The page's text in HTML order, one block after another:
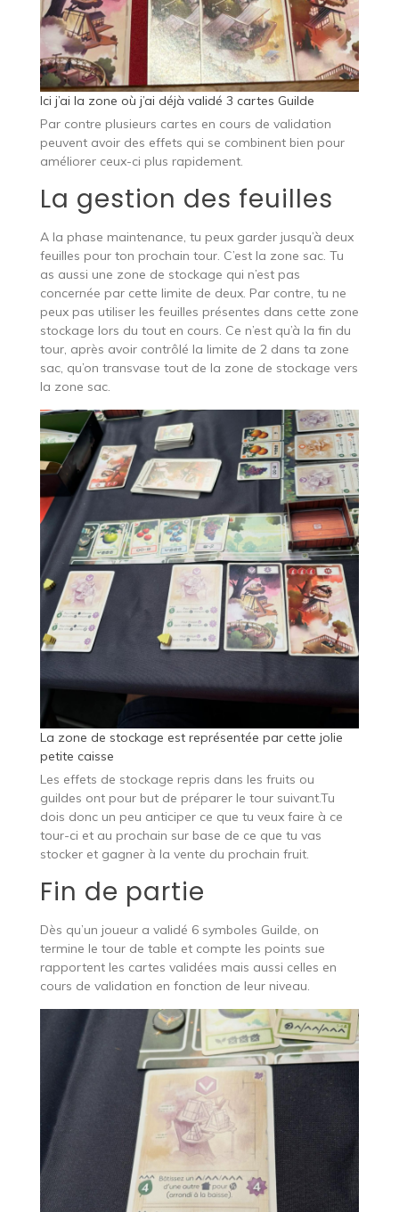
Ici j’ai la zone où j’ai déjà validé 3 cartes Guilde
Par contre plusieurs cartes en cours de validation
peuvent avoir des effets qui se combinent bien pour
améliorer ceux-ci plus rapidement.
La gestion des feuilles
A la phase maintenance, tu peux garder jusqu’à deux
feuilles pour ton prochain tour. C’est la zone sac. Tu
as aussi une zone de stockage qui n’est pas
concernée par cette limite de deux. Par contre, tu ne
peux pas utiliser les feuilles présentes dans cette zone
stockage lors du tout en cours. Ce n’est qu’à la fin du
tour, après avoir contrôlé la limite de 2 dans ta zone
sac, qu’on transvase tout de la zone de stockage vers
la zone sac.
La zone de stockage est représentée par cette jolie
petite caisse
Les effets de stockage repris dans les fruits ou
guildes ont pour but de préparer le tour suivant.Tu
dois donc un peu anticiper ce que tu veux faire à ce
tour-ci et au prochain sur base de ce que tu vas
stocker et gagner à la vente du prochain fruit.
Fin de partie
Dès qu’un joueur a validé 6 symboles Guilde, on
termine le tour de table et compte les points sue
rapportent les cartes validées mais aussi celles en
cours de validation en fonction de leur niveau.